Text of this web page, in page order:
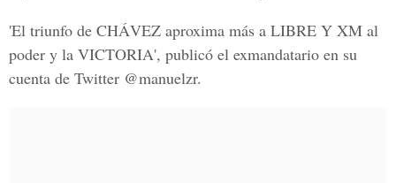
'El triunfo de CHÁVEZ aproxima más a LIBRE Y XM al
poder y la VICTORIA', publicó el exmandatario en su
cuenta de Twitter @manuelzr.